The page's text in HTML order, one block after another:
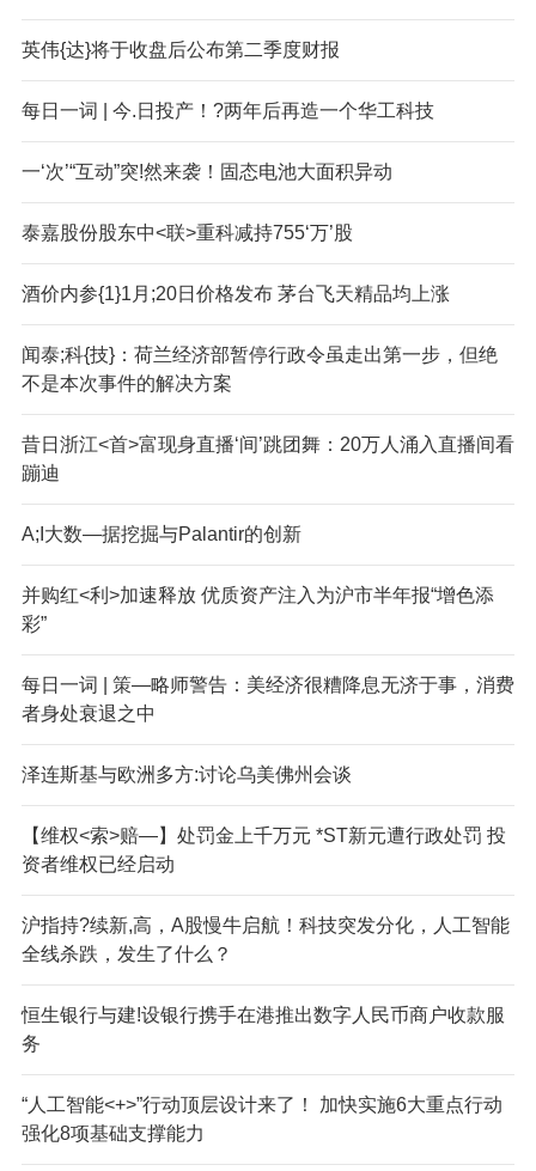
英伟{达}将于收盘后公布第二季度财报
每日一词 | 今.日投产！?两年后再造一个华工科技
一‘次’“互动”突!然来袭！固态电池大面积异动
泰嘉股份股东中<联>重科减持755‘万’股
酒价内参{1}1月;20日价格发布 茅台飞天精品均上涨
闻泰;科{技}：荷兰经济部暂停行政令虽走出第一步，但绝
不是本次事件的解决方案
昔日浙江<首>富现身直播‘间’跳团舞：20万人涌入直播间看
蹦迪
A;I大数—据挖掘与Palantir的创新
并购红<利>加速释放 优质资产注入为沪市半年报“增色添
彩”
每日一词 | 策—略师警告：美经济很糟降息无济于事，消费
者身处衰退之中
泽连斯基与欧洲多方:讨论乌美佛州会谈
【维权<索>赔—】处罚金上千万元 *ST新元遭行政处罚 投
资者维权已经启动
沪指持?续新,高，A股慢牛启航！科技突发分化，人工智能
全线杀跌，发生了什么？
恒生银行与建!设银行携手在港推出数字人民币商户收款服
务
“人工智能<+>”行动顶层设计来了！ 加快实施6大重点行动
强化8项基础支撑能力